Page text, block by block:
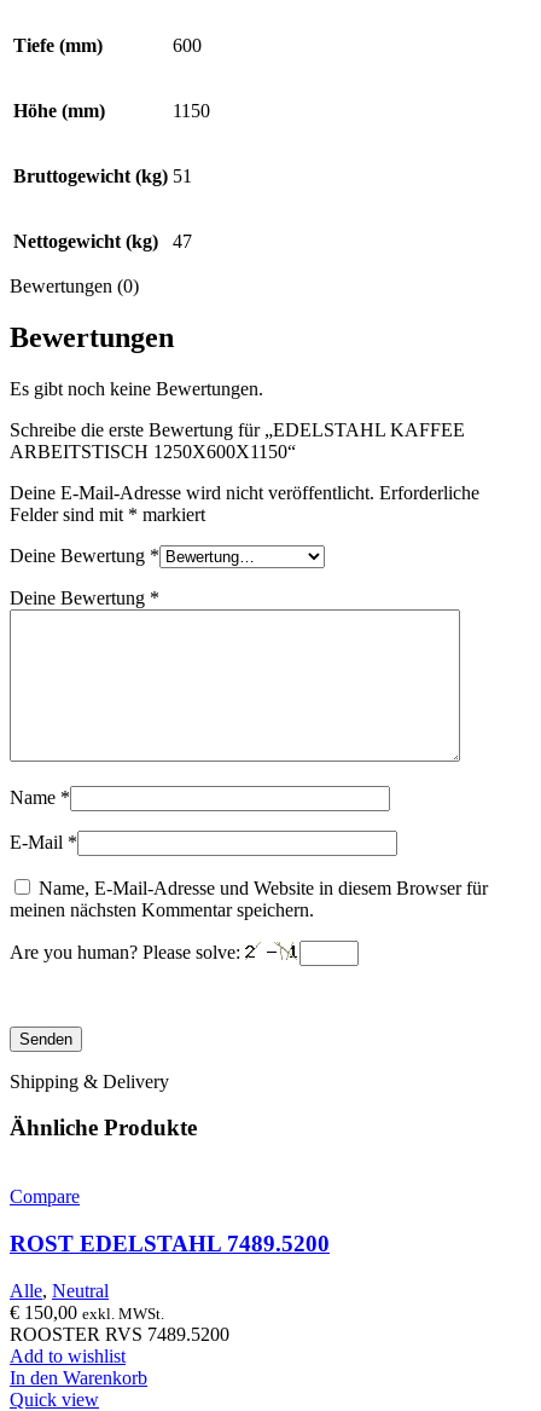
Tiefe (mm) 600
Höhe (mm) 1150
Bruttogewicht (kg) 51
Nettogewicht (kg) 47
Bewertungen (0)
Bewertungen
Es gibt noch keine Bewertungen.
Schreibe die erste Bewertung für „EDELSTAHL KAFFEE
ARBEITSTISCH 1250X600X1150“
Deine E-Mail-Adresse wird nicht veröffentlicht. Erforderliche
Felder sind mit * markiert
Deine Bewertung *
Deine Bewertung *
Name *
E-Mail *
Name, E-Mail-Adresse und Website in diesem Browser für
meinen nächsten Kommentar speichern.
Are you human? Please solve:
Shipping & Delivery
Ähnliche Produkte
Compare
ROST EDELSTAHL 7489.5200
Alle, Neutral
€ 150,00 exkl. MWSt.
ROOSTER RVS 7489.5200
Add to wishlist
In den Warenkorb
Quick view